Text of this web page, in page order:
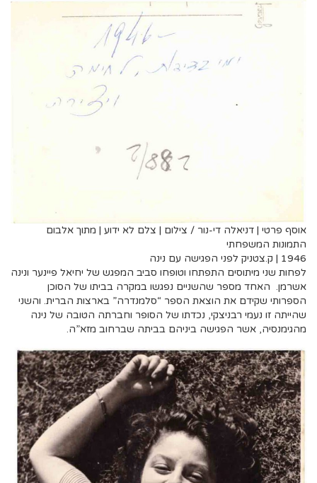
אוסף פרטי | דניאלה די-נור / צילום | צלם לא ידוע | מתוך אלבום
התמונות המשפחתי
1946 | ק.צטניק לפני הפגישה עם נינה
לפחות שני מיתוסים התפתחו וטופחו סביב המפגש של יחיאל פיינער ונינה
אשרמן. האחד מספר שהשניים נפגשו במקרה בביתו של הסוכן
הספרותי שקידם את הוצאת הספר “סלמנדרה” בארצות הברית. והשני
שהייתה זו נעמי רבניצקי, נכדתו של הסופר וחברתה הטובה של נינה
מהגימנסיה, אשר הפגישה ביניהם בביתה שברחוב מזא”ה.